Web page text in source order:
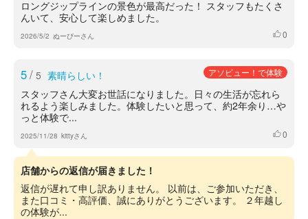
ロングジップラインの景色が最高だった！ スタッフもたくさ
んいて、安心して楽しめました。
2026/5/2 ぬーぴーさん いいね
0
5/ 5 素晴らしい！ アソビュー！で体験
スタッフさん大変お世話になりました。日々の生活が忘れら
れるよう楽しみました。体験したいと思って、約2年余り…や
っと体験で...
2025/11/28 kittyさん いいね
0
店舗からの返信が届きました！
返信が遅れて申し訳ありません。 以前は、ご参加いただき、
また口コミ・高評価、誠にありがとうございます。 ２年越し
の体験が...